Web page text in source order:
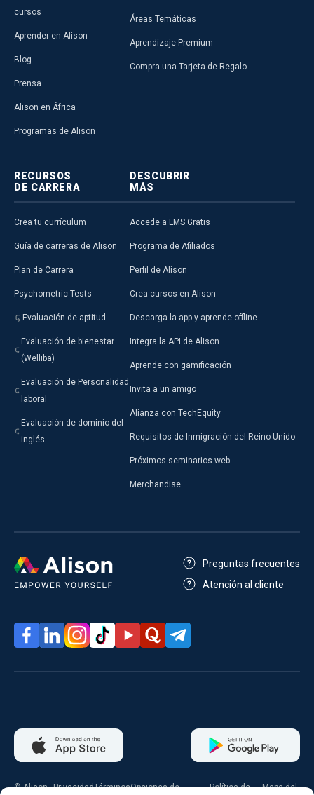
cursos
Aprender en Alison
Blog
Prensa
Alison en África
Programas de Alison
Áreas Temáticas
Aprendizaje Premium
Compra una Tarjeta de Regalo
RECURSOS
DE CARRERA
Crea tu currículum
Guía de carreras de Alison
Plan de Carrera
Psychometric Tests
Evaluación de aptitud
Evaluación de bienestar
(Welliba)
Evaluación de Personalidad
laboral
Evaluación de dominio del
inglés
DESCUBRIR
MÁS
Accede a LMS Gratis
Programa de Afiliados
Perfil de Alison
Crea cursos en Alison
Descarga la app y aprende offline
Integra la API de Alison
Aprende con gamificación
Invita a un amigo
Alianza con TechEquity
Requisitos de Inmigración del Reino Unido
Próximos seminarios web
Merchandise
Preguntas frecuentes
Atención al cliente
© Alison PrivacidadTérminosOpciones de Política de Mapa del